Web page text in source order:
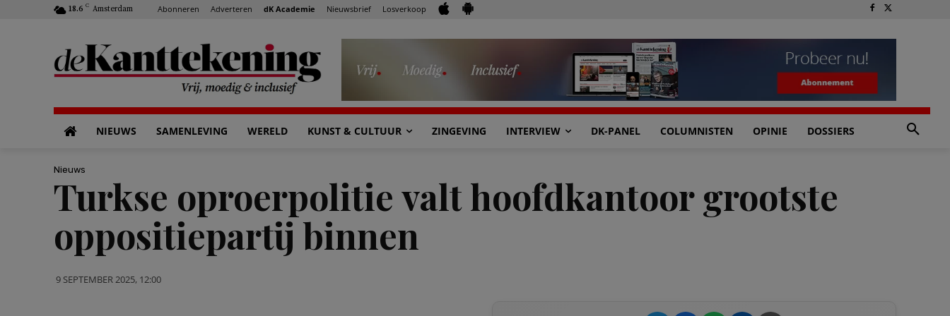
18.6 C Amsterdam Abonneren Adverteren dK Academie Nieuwsbrief Losverkoop
NIEUWS SAMENLEVING WERELD KUNST & CULTUUR ZINGEVING INTERVIEW DK-PANEL COLUMNISTEN OPINIE DOSSIERS
Nieuws
Turkse oproerpolitie valt hoofdkantoor grootste
oppositiepartij binnen
9 SEPTEMBER 2025, 12:00